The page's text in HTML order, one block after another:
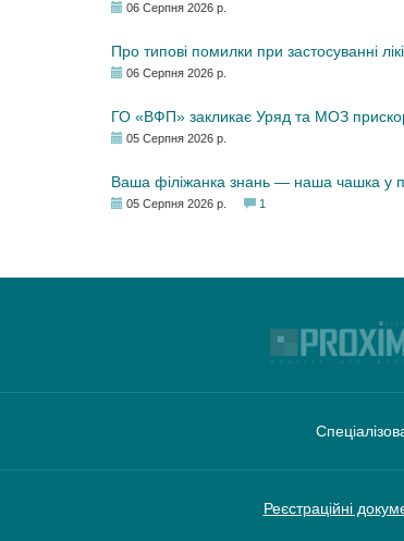
06 Серпня 2026 р.
Про типові помилки при застосуванні
06 Серпня 2026 р.
ГО «ВФП» закликає Уряд та МОЗ
05 Серпня 2026 р.
Ваша філіжанка знань — наша чашка у
05 Серпня 2026 р. 1
Реєстраційні